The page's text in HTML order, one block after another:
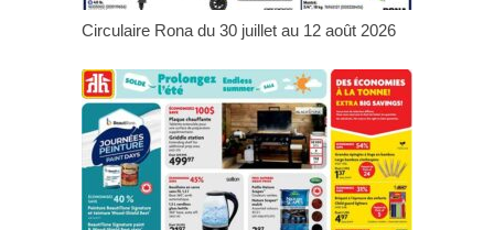
Circulaire Rona du 30 juillet au 12 août 2026